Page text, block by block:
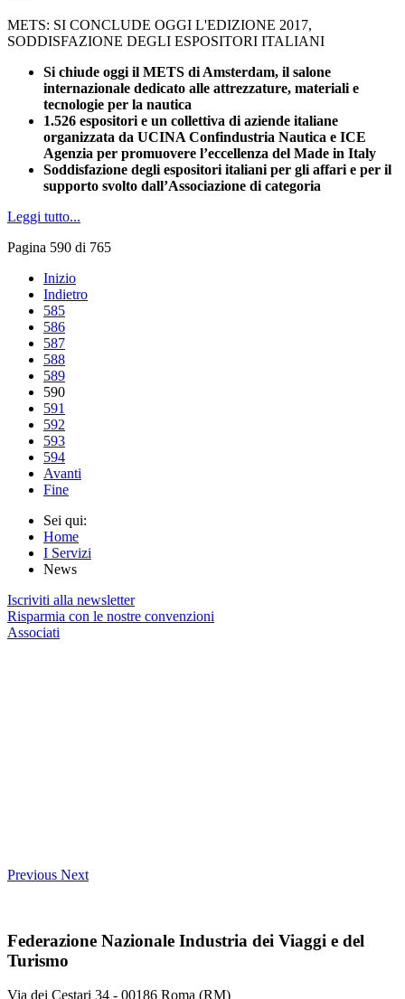
METS: SI CONCLUDE OGGI L'EDIZIONE 2017,
SODDISFAZIONE DEGLI ESPOSITORI ITALIANI
Si chiude oggi il METS di Amsterdam, il salone
internazionale dedicato alle attrezzature, materiali e
tecnologie per la nautica
1.526 espositori e un collettiva di aziende italiane
organizzata da UCINA Confindustria Nautica e ICE
Agenzia per promuovere l’eccellenza del Made in Italy
Soddisfazione degli espositori italiani per gli affari e per il
supporto svolto dall’Associazione di categoria
Leggi tutto...
Pagina 590 di 765
Inizio
Indietro
585
586
587
588
589
590
591
592
593
594
Avanti
Fine
Sei qui:
Home
I Servizi
News
Iscriviti alla newsletter
Risparmia con le nostre convenzioni
Associati
Previous Next
Federazione Nazionale Industria dei Viaggi e del
Turismo
Via dei Cestari 34 - 00186 Roma (RM)